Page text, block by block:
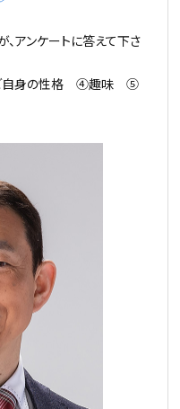
アンケートに答えて下さ
自身の性格 ④趣味 ⑤